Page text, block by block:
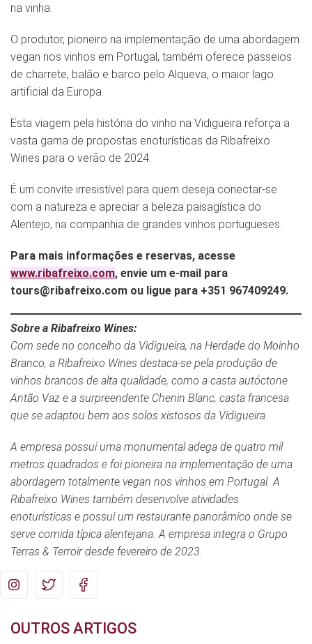
na vinha.
O produtor, pioneiro na implementação de uma abordagem
vegan nos vinhos em Portugal, também oferece passeios
de charrete, balão e barco pelo Alqueva, o maior lago
artificial da Europa.
Esta viagem pela história do vinho na Vidigueira reforça a
vasta gama de propostas enoturísticas da Ribafreixo
Wines para o verão de 2024.
É um convite irresistível para quem deseja conectar-se
com a natureza e apreciar a beleza paisagística do
Alentejo, na companhia de grandes vinhos portugueses.
Para mais informações e reservas, acesse
www.ribafreixo.com, envie um e-mail para
tours@ribafreixo.com ou ligue para +351 967409249.
Sobre a Ribafreixo Wines:
Com sede no concelho da Vidigueira, na Herdade do Moinho
Branco, a Ribafreixo Wines destaca-se pela produção de
vinhos brancos de alta qualidade, como a casta autóctone
Antão Vaz e a surpreendente Chenin Blanc, casta francesa
que se adaptou bem aos solos xistosos da Vidigueira.
A empresa possui uma monumental adega de quatro mil
metros quadrados e foi pioneira na implementação de uma
abordagem totalmente vegan nos vinhos em Portugal. A
Ribafreixo Wines também desenvolve atividades
enoturísticas e possui um restaurante panorâmico onde se
serve comida típica alentejana. A empresa integra o Grupo
Terras & Terroir desde fevereiro de 2023.
OUTROS ARTIGOS